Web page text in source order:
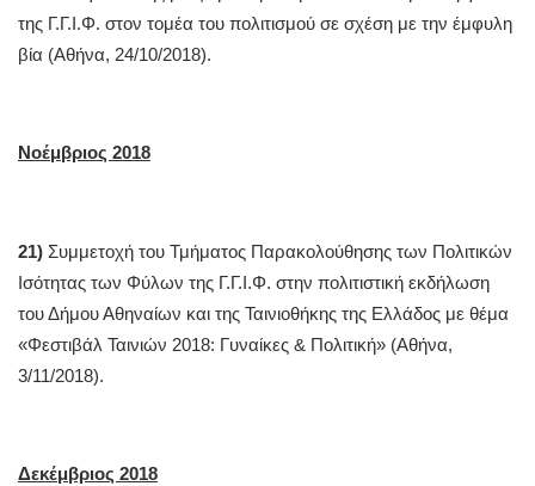
της Γ.Γ.Ι.Φ. στον τομέα του πολιτισμού σε σχέση με την έμφυλη
βία (Αθήνα, 24/10/2018).
Νοέμβριος 2018
21) Συμμετοχή του Τμήματος Παρακολούθησης των Πολιτικών
Ισότητας των Φύλων της Γ.Γ.Ι.Φ. στην πολιτιστική εκδήλωση
του Δήμου Αθηναίων και της Ταινιοθήκης της Ελλάδος με θέμα
«Φεστιβάλ Ταινιών 2018: Γυναίκες & Πολιτική» (Αθήνα,
3/11/2018).
Δεκέμβριος 2018